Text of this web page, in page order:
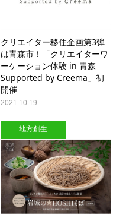
クリエイター移住企画第3弾
は青森市！「クリエイターワ
ーケーション体験 in 青森
Supported by Creema」初
開催
2021.10.19
地方創生